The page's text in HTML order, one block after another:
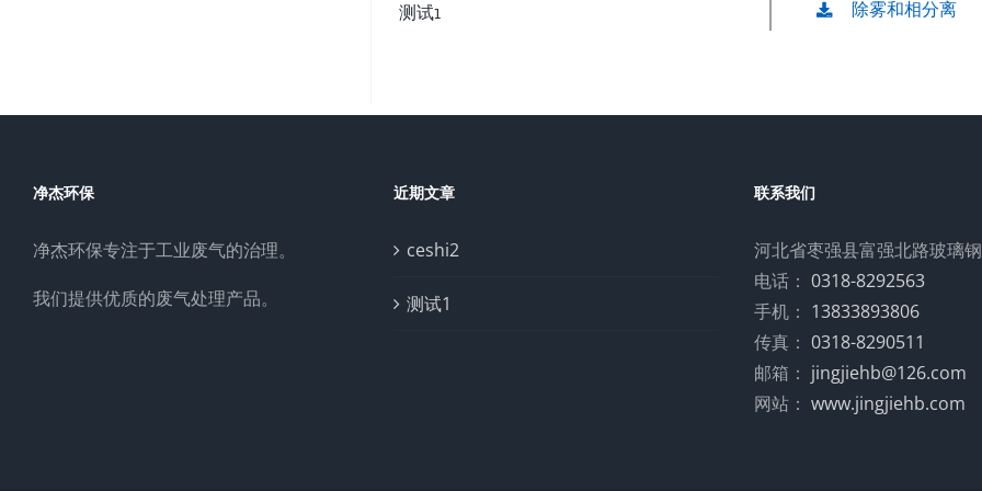
测试1 除雾和相分离
净杰环保
净杰环保专注于工业废气的治理。
我们提供优质的废气处理产品。
近期文章
ceshi2
测试1
联系我们
河北省枣强县富强北路玻璃
电话： 0318-8292563
手机： 13833893806
传真： 0318-8290511
邮箱： jingjiehb@126.com
网站： www.jingjiehb.com